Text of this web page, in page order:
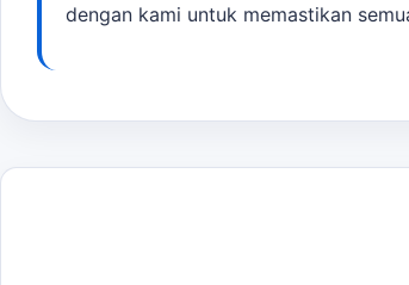
dengan kami untuk memastikan